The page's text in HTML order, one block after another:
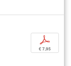
p
€ 7,95